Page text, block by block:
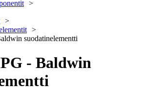
suodatinelementti
- Baldwin